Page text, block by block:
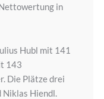
in
Hubl mit 141
143
Die Plätze drei
Niklas Hiendl.